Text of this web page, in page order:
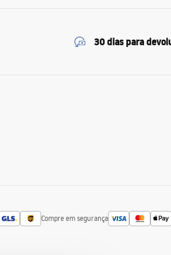
30 dias para
Compre em segurança